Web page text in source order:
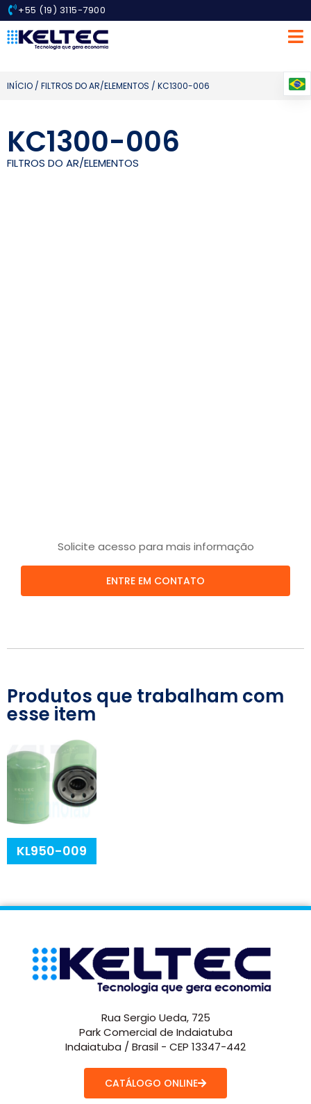
+55 (19) 3115-7900
INÍCIO / FILTROS DO AR/ELEMENTOS / KC1300-006
KC1300-006
FILTROS DO AR/ELEMENTOS
Solicite acesso para mais informação
ENTRE EM CONTATO
Produtos que trabalham com
esse item
KL950-009
Rua Sergio Ueda, 725
Park Comercial de Indaiatuba
Indaiatuba / Brasil - CEP 13347-442
CATÁLOGO ONLINE